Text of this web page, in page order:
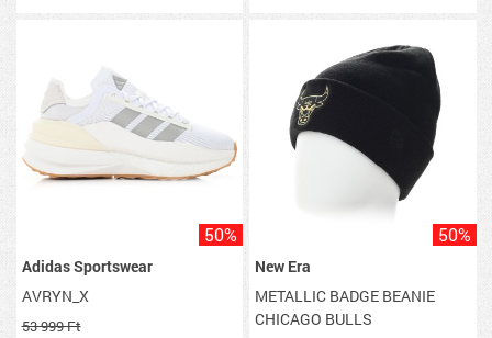
50%
Adidas Sportswear
AVRYN_X
53 999 Ft
50%
New Era
METALLIC BADGE BEANIE
CHICAGO BULLS